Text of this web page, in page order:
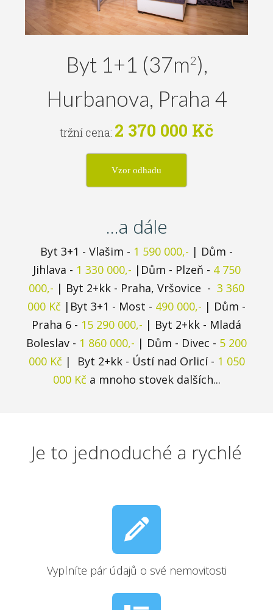
Byt 1+1 (37m2),
Hurbanova, Praha 4
tržní cena: 2 370 000 Kč
Vzor odhadu
...a dále
Byt 3+1 - Vlašim - 1 590 000,- | Dům -
Jihlava - 1 330 000,- |Dům - Plzeň - 4 750
000,- | Byt 2+kk - Praha, Vršovice - 3 360
000 Kč |Byt 3+1 - Most - 490 000,- | Dům -
Praha 6 - 15 290 000,- | Byt 2+kk - Mladá
Boleslav - 1 860 000,- | Dům - Divec - 5 200
000 Kč | Byt 2+kk - Ústí nad Orlicí - 1 050
000 Kč a mnoho stovek dalších...
Je to jednoduché a rychlé
Vyplníte pár údajů o své nemovitosti